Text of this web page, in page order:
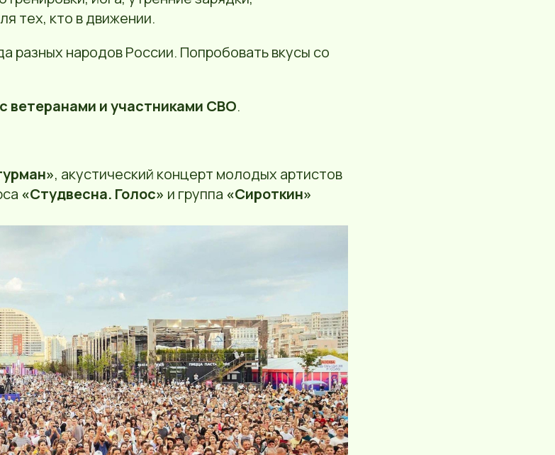
тех, кто в движении.
разных народов России. Попробовать вкусы со
ветеранами и участниками СВО.
, акустический концерт молодых артистов
«Студвесна. Голос» и группа «Сироткин»